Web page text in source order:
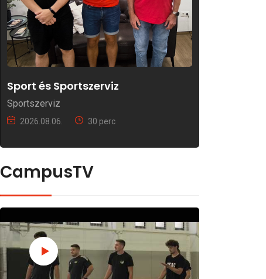
Sport és Sportszerviz
Sportszerviz
2026.08.06. 30 perc
CampusTV